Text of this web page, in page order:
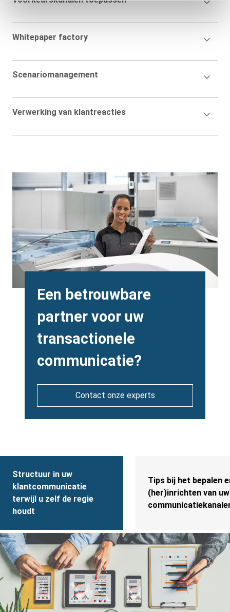
Accordion
Whitepaper factory
Accordion
Scenariomanagement
Accordion
Verwerking van klantreacties
Image
Heading
Een betrouwbare
partner voor uw
transactionele
communicatie?
Contact onze experts
Structuur in uw
klantcommunicatie
terwijl u zelf de regie
houdt
Tips bij het bepalen
(her)inrichten van uw